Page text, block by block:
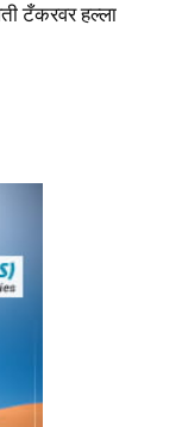
टँकरवर हल्ला